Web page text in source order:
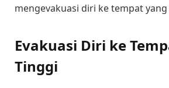
mengevakuasi diri ke tempat
Evakuasi Diri ke
Tinggi